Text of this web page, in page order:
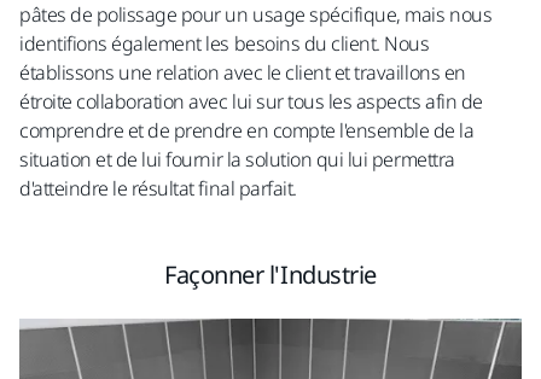
pâtes de polissage pour un usage spécifique, mais nous
identifions également les besoins du client. Nous
établissons une relation avec le client et travaillons en
étroite collaboration avec lui sur tous les aspects afin de
comprendre et de prendre en compte l'ensemble de la
situation et de lui fournir la solution qui lui permettra
d'atteindre le résultat final parfait.
Façonner l'Industrie